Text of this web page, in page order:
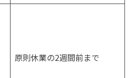
原則休業の2週間前まで